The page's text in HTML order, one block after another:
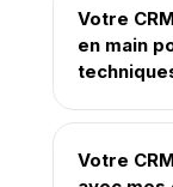
Votre
en main
Votre